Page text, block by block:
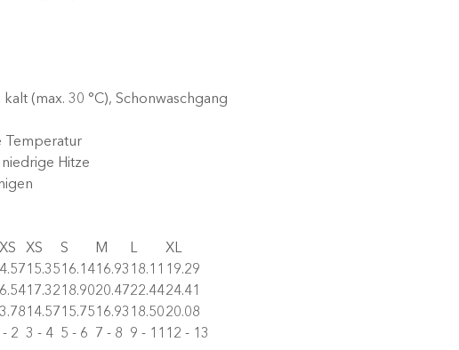
kalt (max. 30 °C), Schonwaschgang
Temperatur
Hitze
XS S M L
XL
15.3516.1416.93 18.11 19.29
17.3218.9020.4722.4424.41
14.5715.7516.93 18.5020.08
- 2 3 - 4 5 - 6 7 - 8 9 - 11 12 - 13